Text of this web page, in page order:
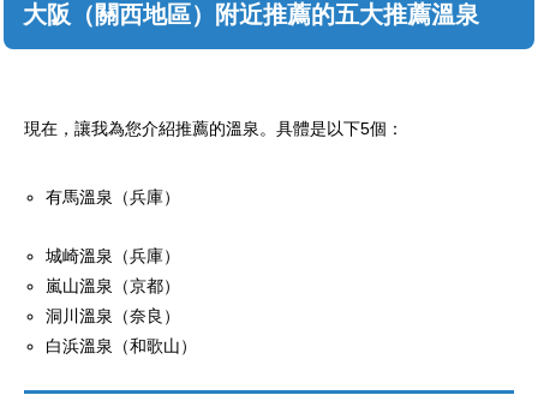
大阪（關西地區）附近推薦的五大推薦溫泉
現在，讓我為您介紹推薦的溫泉。具體是以下5個：
有馬溫泉（兵庫）
城崎溫泉（兵庫）
嵐山溫泉（京都）
洞川溫泉（奈良）
白浜溫泉（和歌山）